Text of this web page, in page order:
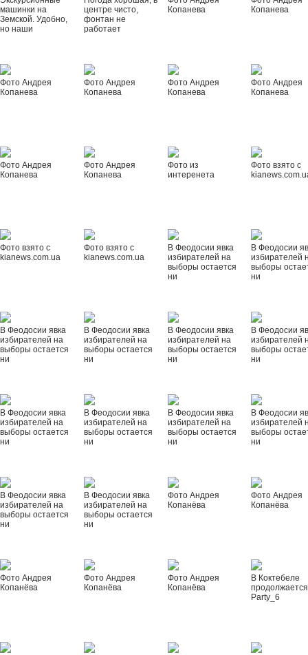
машинки на
Земской. Удобно,
но наши
центре чисто,
фонтан не
работает
Копанева
Копанева
Фото Андрея
Копанева
Фото Андрея
Копанева
Фото Андрея
Копанева
Фото Андрея
Копанева
Фото Андрея
Копанева
Фото Андрея
Копанева
Фото из
интеренета
Фото взято с
Фото взято с
kianews.com.ua
Фото взято с
kianews.com.ua
В Феодосии явка
избирателей на
выборы остается
ни
В Феодосии
избирателей
выборы
ни
В Феодосии явка
избирателей на
выборы остается
ни
В Феодосии явка
избирателей на
выборы остается
ни
В Феодосии явка
избирателей на
выборы остается
ни
В Феодосии
избирателей
выборы
ни
В Феодосии явка
избирателей на
выборы остается
ни
В Феодосии явка
избирателей на
выборы остается
ни
В Феодосии явка
избирателей на
выборы остается
ни
В Феодосии
избирателей
выборы
ни
В Феодосии явка
избирателей на
выборы остается
ни
В Феодосии явка
избирателей на
выборы остается
ни
Фото Андрея
Копанёва
Фото Андрея
Копанёва
Фото Андрея
Копанёва
Фото Андрея
Копанёва
Фото Андрея
Копанёва
В Коктебеле
Party_6